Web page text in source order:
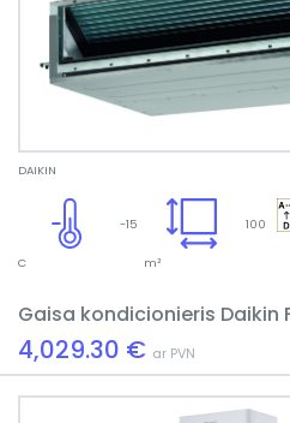
DAIKIN
100
m²
-15
C
Gaisa kondicionieris Daikin
4,029.30 € ar PVN